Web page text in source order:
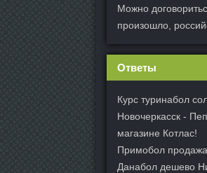
Можно
произошло,
Ответы
Курс туринабол
Новочеркасск -
магазине Котлас!
Примобол
Данабол дешево